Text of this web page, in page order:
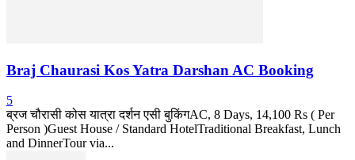
Braj Chaurasi Kos Yatra Darshan AC Booking
5
ब्रज चौरासी कोस यात्रा दर्शन एसी बुकिंगAC, 8 Days, 14,100 Rs ( Per
Person )Guest House / Standard HotelTraditional Breakfast, Lunch
and DinnerTour via...